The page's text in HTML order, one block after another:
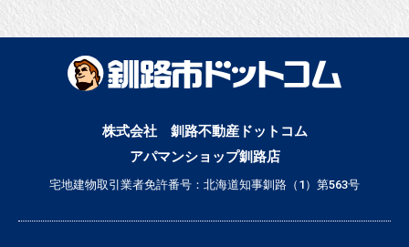
株式会社 釧路不動産ドットコム
アパマンショップ釧路店
宅地建物取引業者免許番号：北海道知事釧路（1）第563号